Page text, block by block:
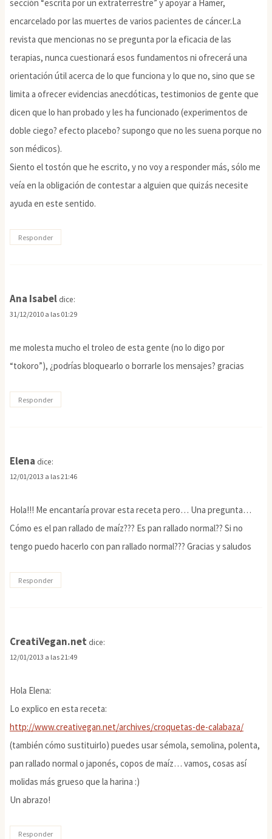
sección “escrita por un extraterrestre” y apoyar a Hamer,
encarcelado por las muertes de varios pacientes de cáncer.La
revista que mencionas no se pregunta por la eficacia de las
terapias, nunca cuestionará esos fundamentos ni ofrecerá una
orientación útil acerca de lo que funciona y lo que no, sino que se
limita a ofrecer evidencias anecdóticas, testimonios de gente que
dicen que lo han probado y les ha funcionado (experimentos de
doble ciego? efecto placebo? supongo que no les suena porque no
son médicos).
Siento el tostón que he escrito, y no voy a responder más, sólo me
veía en la obligación de contestar a alguien que quizás necesite
ayuda en este sentido.
Responder
Ana Isabel dice:
31/12/2010 a las 01:29
me molesta mucho el troleo de esta gente (no lo digo por
“tokoro”), ¿podrías bloquearlo o borrarle los mensajes? gracias
Responder
Elena dice:
12/01/2013 a las 21:46
Hola!!! Me encantaría provar esta receta pero… Una pregunta…
Cómo es el pan rallado de maíz??? Es pan rallado normal?? Si no
tengo puedo hacerlo con pan rallado normal??? Gracias y saludos
Responder
CreatiVegan.net dice:
12/01/2013 a las 21:49
Hola Elena:
Lo explico en esta receta:
http://www.creativegan.net/archives/croquetas-de-calabaza/
(también cómo sustituirlo) puedes usar sémola, semolina, polenta,
pan rallado normal o japonés, copos de maíz… vamos, cosas así
molidas más grueso que la harina :)
Un abrazo!
Responder